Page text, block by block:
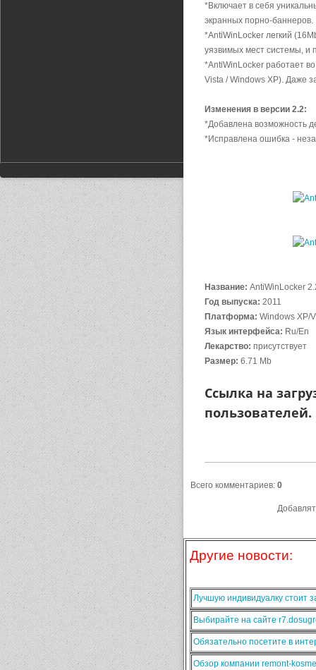
*Включает в себя
экранных порно-баннеров.
*AntiWinLocker легкий
уязвимых мест системы, и
*AntiWinLocker работает
Vista / Windows XP). Даже
Изменения в версии 2.2:
*Добавлена возможность
*Исправлена ошибка -
Название: AntiWinLocker
Год выпуска: 2011
Платформа: Windows XP/
Язык интерфейса: Ru/En
Лекарство: присутствует
Размер: 6.71 Mb
Ссылка на
пользователей.
Всего комментариев: 0
Другие новости:
Лучшую индивидуалку стоит
Выбирайте на сайте
Обязательно посетите в
Обзор компании remont-